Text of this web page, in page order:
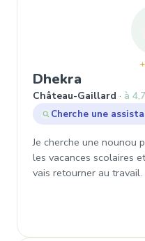
Dhekra
Château-Gaillard
à
Cherche une
Je cherche une nounou
les vacances scolaires
vais retourner au travail.